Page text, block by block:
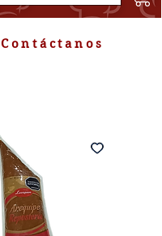
Contáctanos